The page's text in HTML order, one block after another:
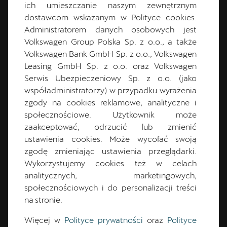
cupraszczecin@cichy-zasada.pl
Wyznacz trasę
KONTAKT
Wybrany dział
CUPRA Master -
zespół handlowy
Zmień
Dane kontaktowe
ich umieszczanie naszym zewnętrznym
dostawcom wskazanym w Polityce cookies.
Administratorem danych osobowych jest
Volkswagen Group Polska Sp. z o.o., a także
Volkswagen Bank GmbH Sp. z o.o., Volkswagen
Leasing GmbH Sp. z o.o. oraz Volkswagen
Serwis Ubezpieczeniowy Sp. z o.o. (jako
współadministratorzy) w przypadku wyrażenia
zgody na cookies reklamowe, analityczne i
społecznościowe. Użytkownik może
zaakceptować, odrzucić lub zmienić
ustawienia cookies. Może wycofać swoją
zgodę zmieniając ustawienia przeglądarki.
Wykorzystujemy cookies też w celach
analitycznych, marketingowych,
społecznościowych i do personalizacji treści
na stronie.
Więcej w Polityce prywatności oraz Polityce